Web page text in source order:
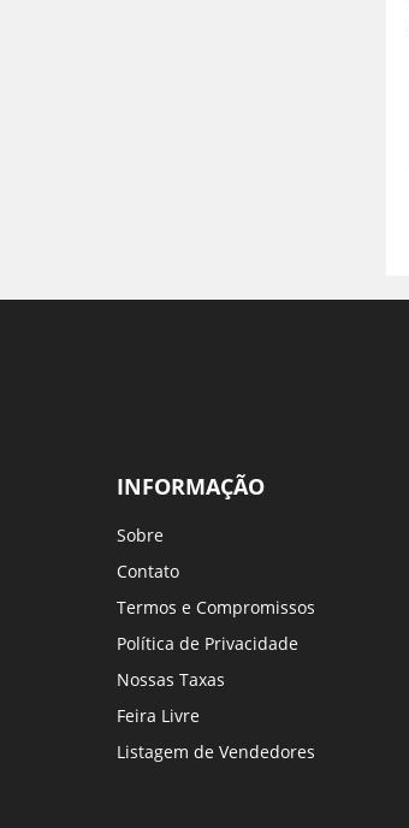
INFORMAÇÃO
Sobre
Contato
Termos e Compromissos
Política de Privacidade
Nossas Taxas
Feira Livre
Listagem de Vendedores